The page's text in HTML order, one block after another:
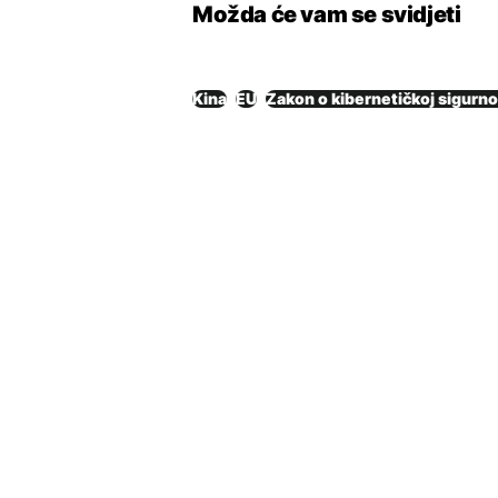
Možda će vam se svidjeti
Kina EU Zakon o kibernetičkoj